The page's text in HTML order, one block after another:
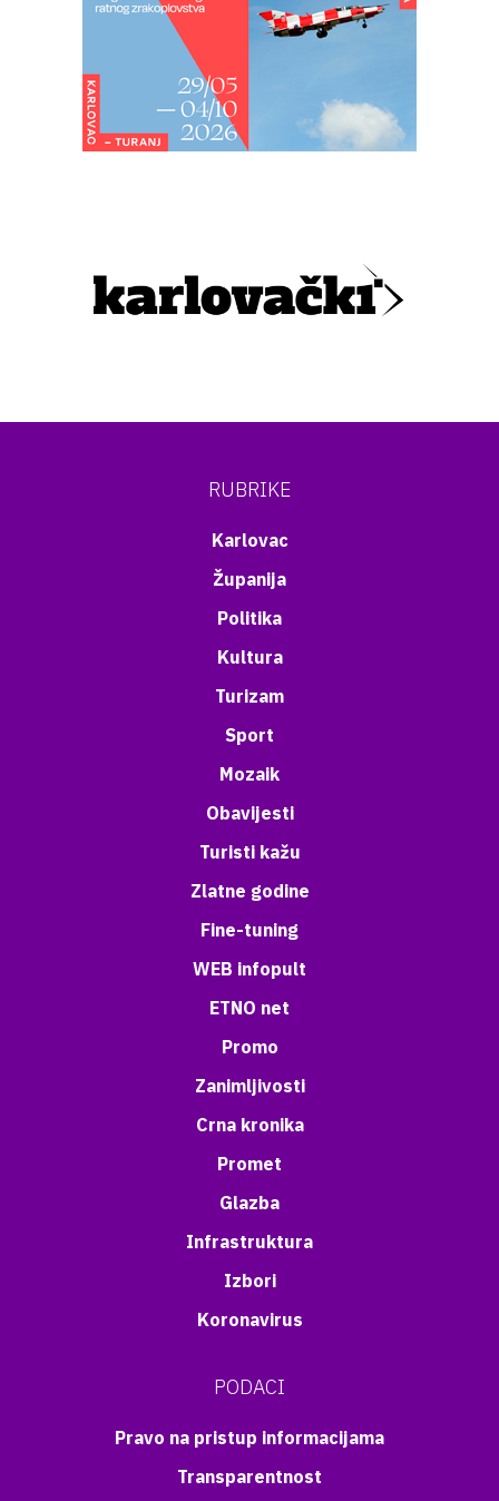
RUBRIKE
Karlovac
Županija
Politika
Kultura
Turizam
Sport
Mozaik
Obavijesti
Turisti kažu
Zlatne godine
Fine-tuning
WEB infopult
ETNO net
Promo
Zanimljivosti
Crna kronika
Promet
Glazba
Infrastruktura
Izbori
Koronavirus
PODACI
Pravo na pristup informacijama
Transparentnost